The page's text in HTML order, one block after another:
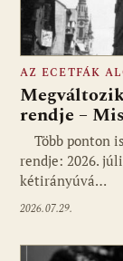
AZ ECETFÁK
rendje –
Több ponton
rendje: 2026.
kétirányúvá…
2026.07.29.